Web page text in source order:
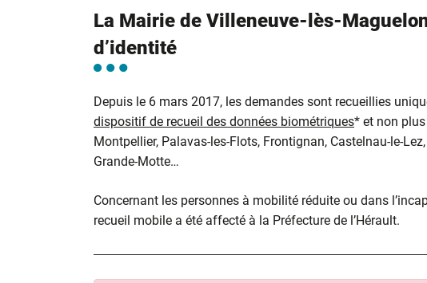
La Mairie de Villeneuve-lès-
d’identité
Depuis le 6 mars 2017, les demandes sont recueillies
dispositif de recueil des données biométriques* et non
Montpellier, Palavas-les-Flots, Frontignan, Castelnau-le-
Grande-Motte…
Concernant les personnes à mobilité réduite ou dans
recueil mobile a été affecté à la Préfecture de l’Hérault.